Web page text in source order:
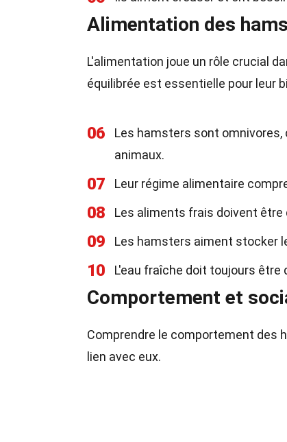
Alimentation des
L'alimentation joue un rôle crucial
équilibrée est essentielle pour leur
06
Les hamsters sont
animaux.
07 Leur régime alimentaire
08 Les aliments frais doivent
09 Les hamsters aiment stocker
10 L'eau fraîche doit toujours être
Comportement et
Comprendre le comportement des
lien avec eux.